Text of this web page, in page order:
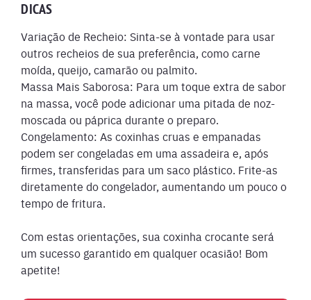
DICAS
Variação de Recheio: Sinta-se à vontade para usar
outros recheios de sua preferência, como carne
moída, queijo, camarão ou palmito.
Massa Mais Saborosa: Para um toque extra de sabor
na massa, você pode adicionar uma pitada de noz-
moscada ou páprica durante o preparo.
Congelamento: As coxinhas cruas e empanadas
podem ser congeladas em uma assadeira e, após
firmes, transferidas para um saco plástico. Frite-as
diretamente do congelador, aumentando um pouco o
tempo de fritura.
Com estas orientações, sua coxinha crocante será
um sucesso garantido em qualquer ocasião! Bom
apetite!